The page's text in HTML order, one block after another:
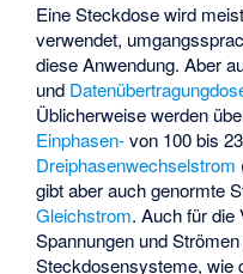
Eine Steckdose wird
verwendet,
diese Anwendung. Aber
und
Üblicherweise werden
Einphasen-von 100 bis
Dreiphasenwechselstrom
gibt aber auch genormte
Gleichstrom. Auch für die
Spannungen und
Steckdosensysteme, wie